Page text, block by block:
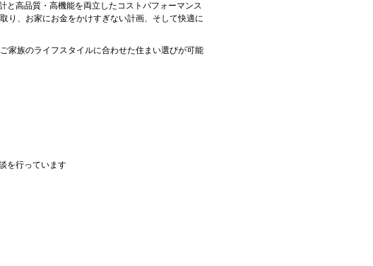
と高品質・高機能を両立したコストパフォーマンス
り、お家にお金をかけすぎない計画、そして快適に
家族のライフスタイルに合わせた住まい選びが可能
を行っています